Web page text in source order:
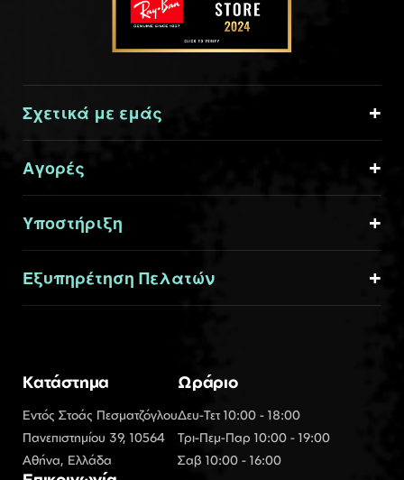
Σχετικά με εμάς
Αγορές
Υποστήριξη
Εξυπηρέτηση Πελατών
Κατάστημα
Εντός Στοάς Πεσματζόγλου
Πανεπιστημίου 39, 10564
Αθήνα, Ελλάδα
Ωράριο
Δευ-Τετ 10:00 - 18:00
Τρι-Πεμ-Παρ 10:00 - 19:00
Σαβ 10:00 - 16:00